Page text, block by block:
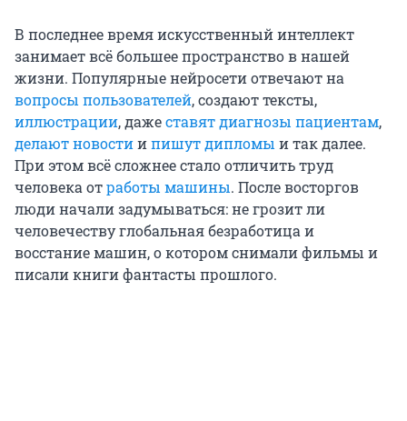
В последнее время искусственный интеллект
занимает всё большее пространство в нашей
жизни. Популярные нейросети отвечают на
вопросы пользователей, создают тексты,
иллюстрации, дажеставят диагнозы пациентам,
делают новостиипишут дипломы и так далее.
При этом всё сложнее стало отличить труд
человека отработы машины. После восторгов
люди начали задумываться: не грозит ли
человечеству глобальная безработица и
восстание машин, о котором снимали фильмы и
писали книги фантасты прошлого.